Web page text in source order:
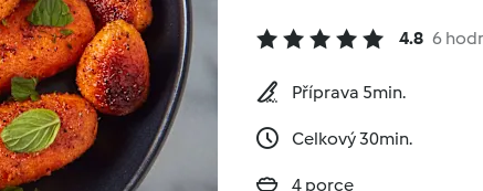
4.8 6
Příprava 5min.
Celkový 30min.
4 porce